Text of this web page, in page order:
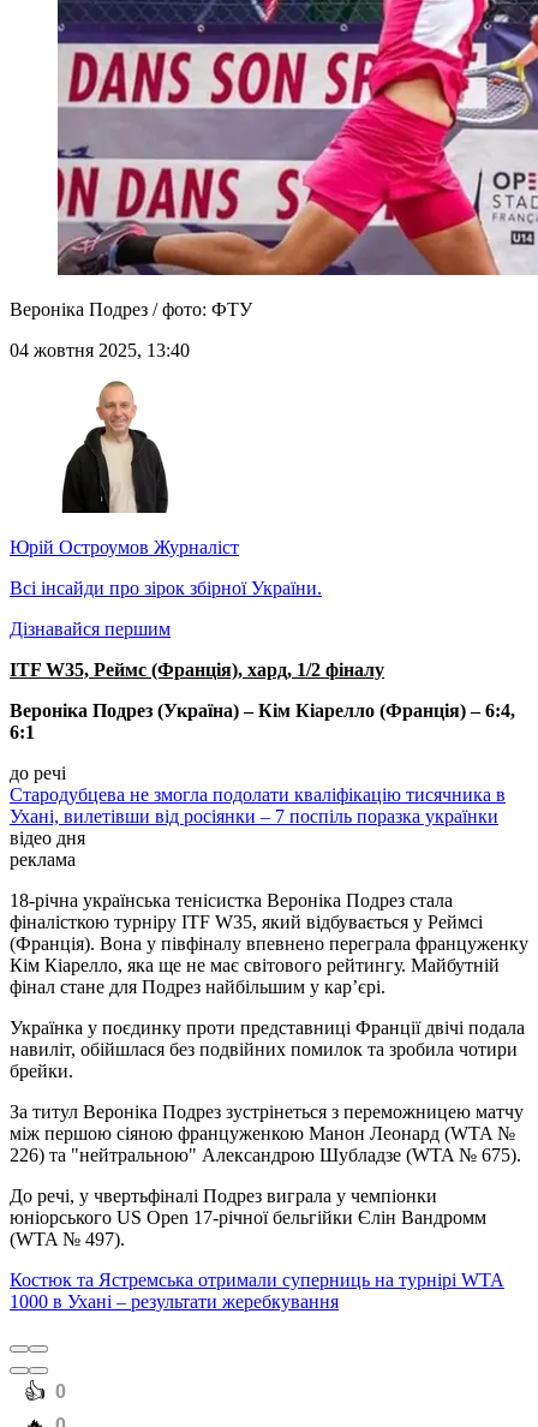
Вероніка Подрез / фото: ФТУ
04 жовтня 2025, 13:40
Юрій Остроумов Журналіст
Всі інсайди про зірок збірної України.
Дізнавайся першим
ITF W35, Реймс (Франція), хард, 1/2 фіналу
Вероніка Подрез (Україна) – Кім Кіарелло (Франція) – 6:4,
6:1
до речі
Стародубцева не змогла подолати кваліфікацію тисячника в
Ухані, вилетівши від росіянки – 7 поспіль поразка українки
відео дня
реклама
18-річна українська тенісистка Вероніка Подрез стала
фіналісткою турніру ITF W35, який відбувається у Реймсі
(Франція). Вона у півфіналу впевнено переграла француженку
Кім Кіарелло, яка ще не має світового рейтингу. Майбутній
фінал стане для Подрез найбільшим у кар’єрі.
Українка у поєдинку проти представниці Франції двічі подала
навиліт, обійшлася без подвійних помилок та зробила чотири
брейки.
За титул Вероніка Подрез зустрінеться з переможницею матчу
між першою сіяною француженкою Манон Леонард (WTA №
226) та "нейтральною" Александрою Шубладзе (WTA № 675).
До речі, у чвертьфіналі Подрез виграла у чемпіонки
юніорського US Open 17-річної бельгійки Єлін Вандромм
(WTA № 497).
Костюк та Ястремська отримали суперниць на турнірі WTA
1000 в Ухані – результати жеребкування
️👍 0